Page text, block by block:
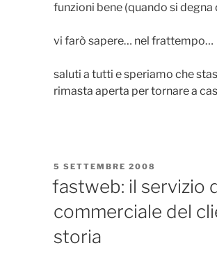
funzioni bene (quando si degna
vi farò sapere… nel frattempo…
saluti a tutti e speriamo che
rimasta aperta per tornare a
PUBBLICATO
IL
5 SETTEMBRE 2008
fastweb: il servizio
commerciale del
storia